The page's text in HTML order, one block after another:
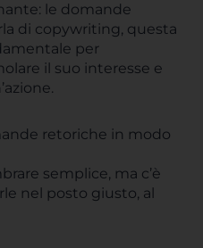
le domande
di copywriting, questa
per
il suo interesse e
retoriche in modo
semplice, ma c’è
nel posto giusto, al